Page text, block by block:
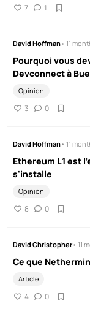
7 1
David Hoffman• 11
Pourquoi vous
Devconnect à
Opinion
3 0
David Hoffman• 11
Ethereum L1 est
s'installe
Opinion
8 0
David Christopher• 11
Ce que
Article
4 0